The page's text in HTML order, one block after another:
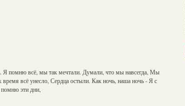
Я помню всё, мы так мечтали. Думали, что мы навсегда, Мы
время всё унесло, Сердца остыли. Как ночь, наша ночь - Я с
эти дни,